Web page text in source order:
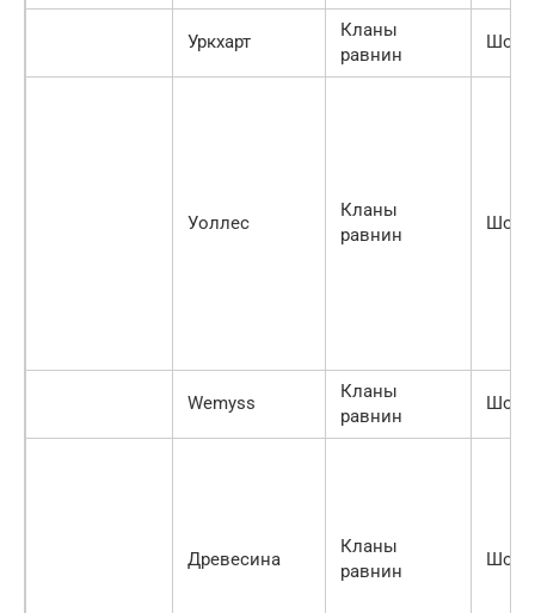
Уркхарт
Кланы
равнин
Уоллес
Кланы
равнин
Wemyss
Кланы
равнин
Древесина
Кланы
равнин